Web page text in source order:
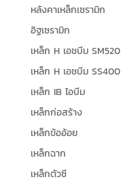
หลังคาเหล็กเซรามิก
อิฐเซรามิก
เหล็ก H เอชบีม SM520
เหล็ก H เอชบีม SS400
เหล็ก IB ไอบีม
เหล็กก่อสร้าง
เหล็กข้ออ้อย
เหล็กฉาก
เหล็กตัวซี